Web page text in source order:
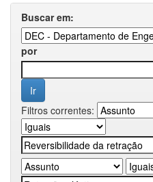
Buscar em:
por
Filtros correntes: